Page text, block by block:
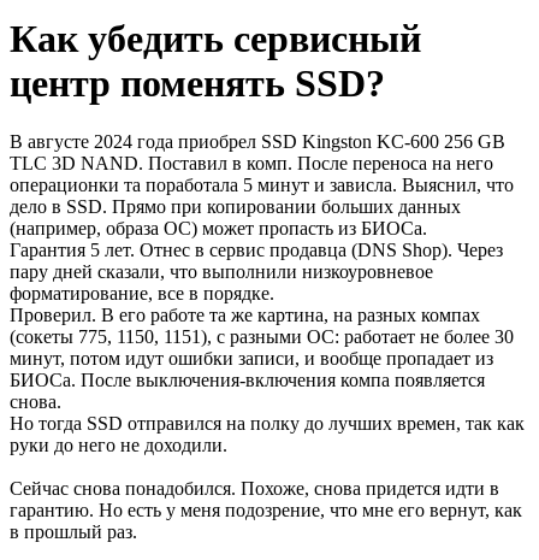
Как убедить сервисный
центр поменять SSD?
В августе 2024 года приобрел SSD Kingston KC-600 256 GB
TLC 3D NAND. Поставил в комп. После переноса на него
операционки та поработала 5 минут и зависла. Выяснил, что
дело в SSD. Прямо при копировании больших данных
(например, образа ОС) может пропасть из БИОСа.
Гарантия 5 лет. Отнес в сервис продавца (DNS Shop). Через
пару дней сказали, что выполнили низкоуровневое
форматирование, все в порядке.
Проверил. В его работе та же картина, на разных компах
(сокеты 775, 1150, 1151), с разными ОС: работает не более 30
минут, потом идут ошибки записи, и вообще пропадает из
БИОСа. После выключения-включения компа появляется
снова.
Но тогда SSD отправился на полку до лучших времен, так как
руки до него не доходили.
Сейчас снова понадобился. Похоже, снова придется идти в
гарантию. Но есть у меня подозрение, что мне его вернут, как
в прошлый раз.